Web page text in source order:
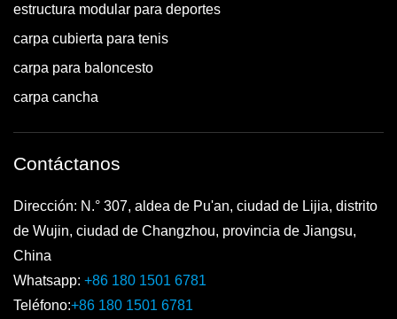
estructura modular para deportes
carpa cubierta para tenis
carpa para baloncesto
carpa cancha
Contáctanos
Dirección: N.° 307, aldea de Pu'an, ciudad de Lijia, distrito
de Wujin, ciudad de Changzhou, provincia de Jiangsu,
China
Whatsapp: +86 180 1501 6781
Teléfono:+86 180 1501 6781